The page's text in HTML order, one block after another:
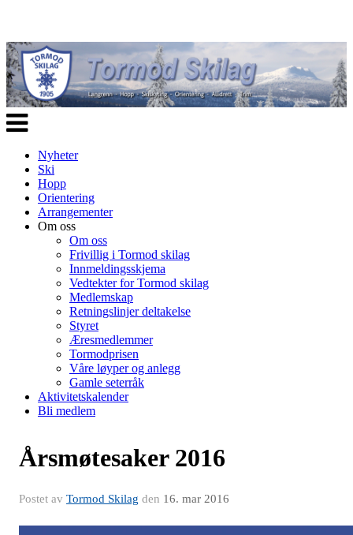
Veksle
navigasjon
Nyheter
Ski
Hopp
Orientering
Arrangementer
Om oss
Om oss
Frivillig i Tormod skilag
Innmeldingsskjema
Vedtekter for Tormod skilag
Medlemskap
Retningslinjer deltakelse
Styret
Æresmedlemmer
Tormodprisen
Våre løyper og anlegg
Gamle seterråk
Aktivitetskalender
Bli medlem
Årsmøtesaker 2016
Postet av Tormod Skilag den 16. mar 2016